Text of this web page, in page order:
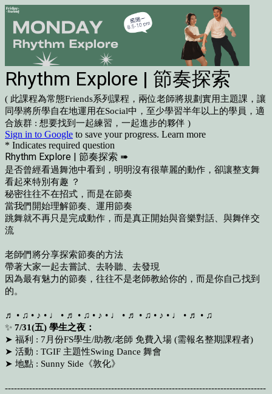
Rhythm Explore | 節奏探索
( 此課程為常態Friends系列課程， 兩位老師將規劃實用主題課，讓
同學將所學自在地運用在Social中，至少學習半年以上的學員，適
合族群 : 想要找到一起練習，一起進步的夥伴 )
Sign in to Google to save your progress. Learn more
* Indicates required question
Rhythm Explore | 節奏探索 ➠
是否曾經看過舞池中看到，明明沒有很華麗的動作，卻讓整支舞
看起來特別有趣 ？
秘密往往不在招式，而是在節奏
當我們開始理解節奏、運用節奏
跳舞就不再只是完成動作，而是真正開始與音樂對話、與舞伴交
流
老師們將分享探索節奏的方法
帶著大家一起去嘗試、去聆聽、去發現
因為最有魅力的節奏，往往不是老師教給你的，而是你自己找到
的。
♬ • ♫ • ♪ • ♩ • ♬ • ♫ • ♪ • ♩ • ♬ • ♫ • ♪ • ♩ • ♬ • ♫
✨ 7/31(五) 學生之夜：
➤ 福利 : 7月份FS學生/助教/老師 免費入場 (需報名整期課程者)
➤ 活動 : TGIF 主題性Swing Dance 舞會
➤ 地點 : Sunny Side《敦化》
--------------------------------------------------------------------------------------